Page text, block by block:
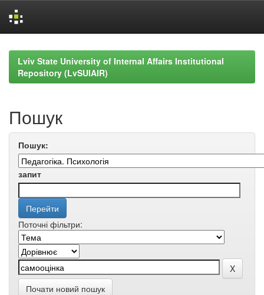
navigationLviv State University of Internal Affairs Institutional
Repository (LvSUIAIR)
Пошук
Пошук:
запит
Поточні фільтри:
Почати новий пошук